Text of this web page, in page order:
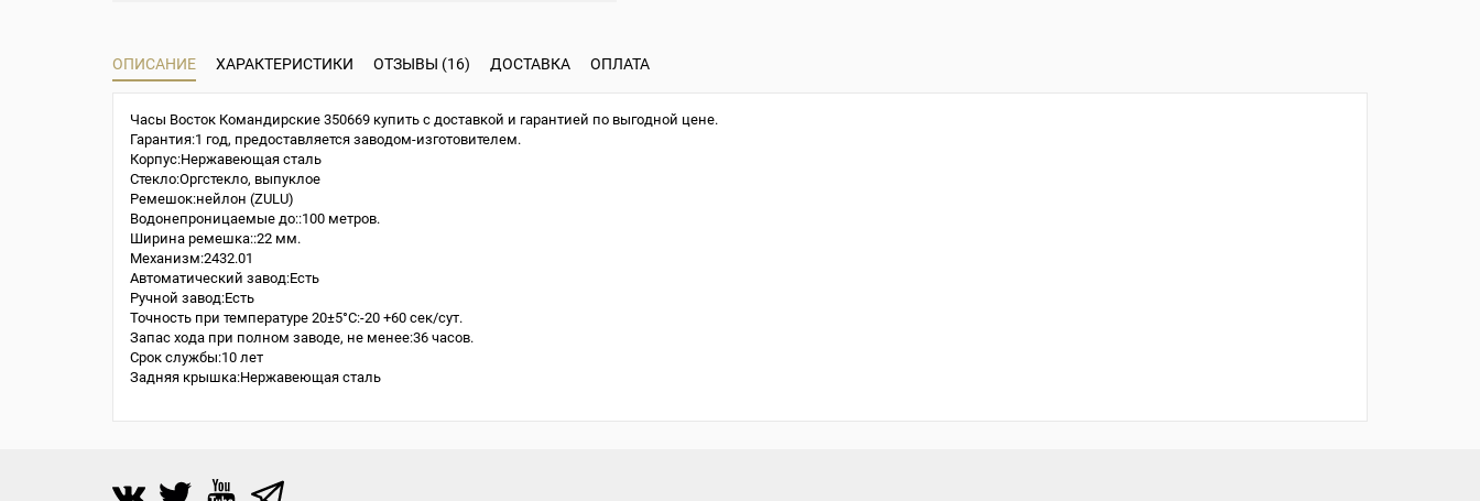
ОПИСАНИЕ ХАРАКТЕРИСТИКИ ОТЗЫВЫ (16) ДОСТАВКА ОПЛАТА
Часы Восток Командирские 350669 купить с доставкой и гарантией по выгодной цене.
Гарантия:1 год, предоставляется заводом-изготовителем.
Корпус:Нержавеющая сталь
Стекло:Оргстекло, выпуклое
Ремешок:нейлон (ZULU)
Водонепроницаемые до::100 метров.
Ширина ремешка::22 мм.
Механизм:2432.01
Автоматический завод:Есть
Ручной завод:Есть
Точность при температуре 20±5°С:-20 +60 сек/сут.
Запас хода при полном заводе, не менее:36 часов.
Срок службы:10 лет
Задняя крышка:Нержавеющая сталь